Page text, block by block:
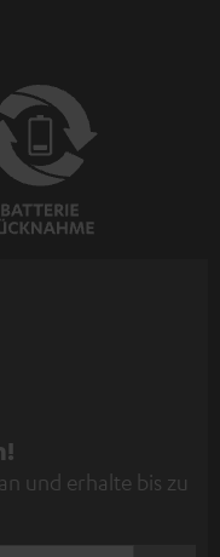
und erhalte bis zu